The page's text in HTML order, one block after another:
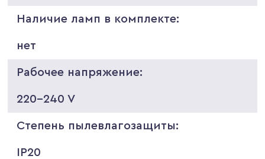
Наличие ламп в комплекте:
нет
Рабочее напряжение:
220-240 V
Степень пылевлагозащиты:
IP20